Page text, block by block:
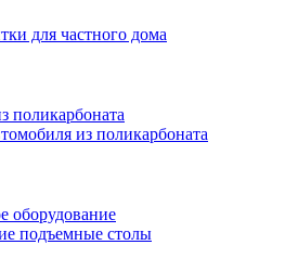
для частного дома
поликарбоната
из поликарбоната
оборудование
подъемные столы